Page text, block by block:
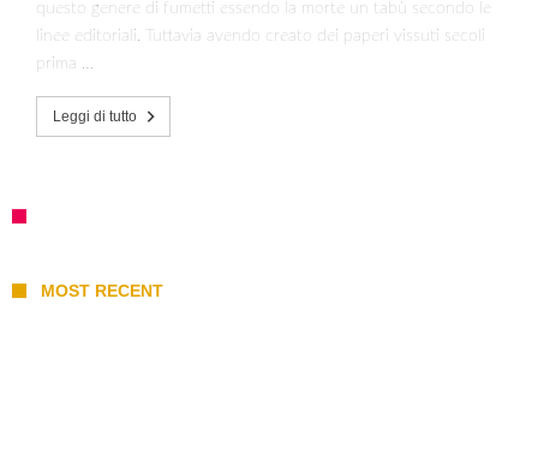
questo genere di fumetti essendo la morte un tabù secondo le
linee editoriali. Tuttavia avendo creato dei paperi vissuti secoli
prima …
Leggi di tutto
MOST RECENT